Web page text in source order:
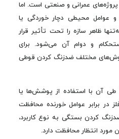
پروژه‌های عمرانی و صنعتی است. اما
و عوامل محیطی دچار خوردگی یا
ظاهر سازه را تحت تأثیر قرار
و دوام آن می‌شود. برای
روش‌های مختلف ضدزنگ کردن قوطی
آن با استفاده از پوشش‌ها یا
در برابر عوامل خورنده محافظت
کردن بستگی به نوع کاربرد،
انتظار محافظت دارد.